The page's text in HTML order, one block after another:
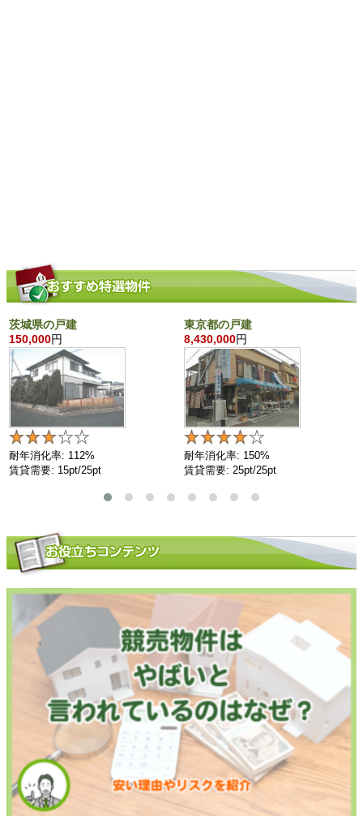
茨城県の戸建
150,000円
耐年消化率: 112%
賃貸需要: 15pt/25pt
東京都の戸建
8,430,000円
耐年消化率: 150%
賃貸需要: 25pt/25pt